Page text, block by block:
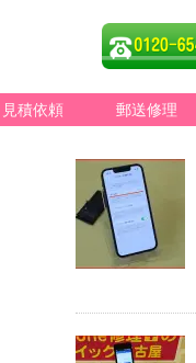
見積依頼 郵送修理